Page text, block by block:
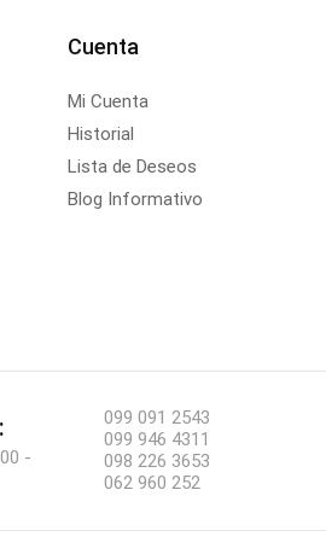
Cuenta
Mi Cuenta
Historial
Lista de Deseos
Blog Informativo
-
099 091 2543
099 946 4311
098 226 3653
062 960 252